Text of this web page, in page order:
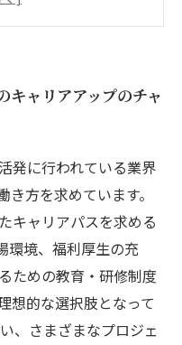
進化と新たなプロ
たらす多様な可能
キャリアアップのチャ
発に行われている業界
方を求めています。
キャリアパスを求める
環境、福利厚生の充
ための教育・研修制度
想的な選択肢となって
、さまざまなプロジェ